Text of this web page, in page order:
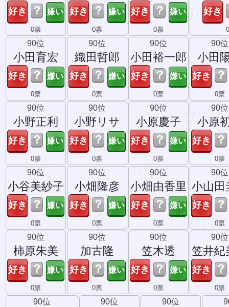
？
0票
？
0票
？
0票
90位
小田育宏
？
0票
90位
織田哲郎
？
0票
90位
小田裕一郎
？
0票
90位
小田
？
0票
90位
小野正利
？
0票
90位
小野リサ
？
0票
90位
小原慶子
？
0票
90位
小原
？
0票
90位
小谷美紗子
？
0票
90位
小畑隆彦
？
0票
90位
小畑由香里
？
0票
90位
小山田
？
0票
90位
柿原朱美
？
0票
90位
加古隆
？
0票
90位
笠木透
？
0票
90位
笠井紀
？
0票
90位 90位 90位